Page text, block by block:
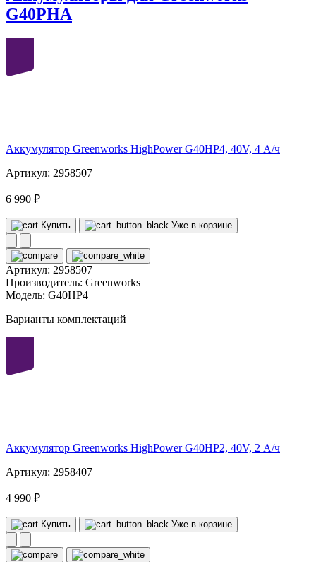
G40PHA
Аккумулятор Greenworks HighPower G40HP4, 40V, 4 А/ч
Артикул: 2958507
6 990 ₽
Купить Уже в корзине
Артикул: 2958507
Производитель: Greenworks
Модель: G40HP4
Варианты комплектаций
Аккумулятор Greenworks HighPower G40HP2, 40V, 2 А/ч
Артикул: 2958407
4 990 ₽
Купить Уже в корзине